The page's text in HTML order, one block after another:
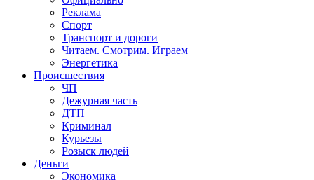
Реклама
Спорт
Транспорт и дороги
Читаем. Смотрим. Играем
Энергетика
Происшествия
ЧП
Дежурная часть
ДТП
Криминал
Курьезы
Розыск людей
Деньги
Экономика